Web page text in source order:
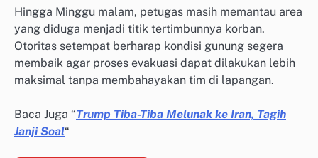
Hingga Minggu malam, petugas masih memantau area
yang diduga menjadi titik tertimbunnya korban.
Otoritas setempat berharap kondisi gunung segera
membaik agar proses evakuasi dapat dilakukan lebih
maksimal tanpa membahayakan tim di lapangan.
Baca Juga “Trump Tiba-Tiba Melunak ke Iran, Tagih
Janji Soal“